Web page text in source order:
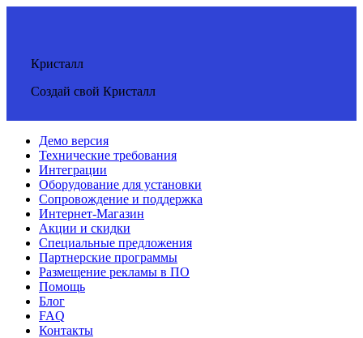
Кристалл
Создай свой Кристалл
Демо версия
Технические требования
Интеграции
Оборудование для установки
Сопровождение и поддержка
Интернет-Магазин
Акции и скидки
Специальные предложения
Партнерские программы
Размещение рекламы в ПО
Помощь
Блог
FAQ
Контакты